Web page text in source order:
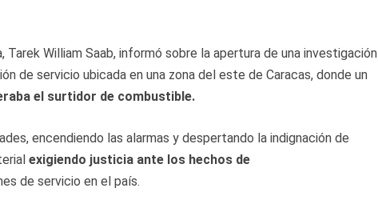
William Saab, informó sobre la apertura de una investigación
de servicio ubicada en una zona del este de Caracas, donde un
el surtidor de combustible.
encendiendo las alarmas y despertando la indignación de
exigiendo justicia ante los hechos de
de servicio en el país.